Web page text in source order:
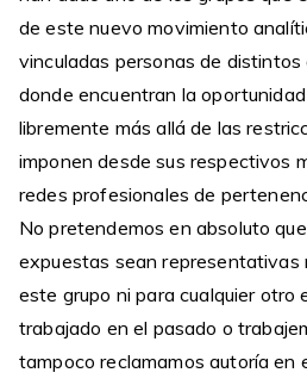
de este nuevo movimiento
vinculadas personas de
donde encuentran la
libremente más allá de las
imponen desde sus respectivos
redes profesionales de
No pretendemos en absoluto
expuestas sean representativas
este grupo ni para cualquier otro
trabajado en el pasado o
tampoco reclamamos autoría en